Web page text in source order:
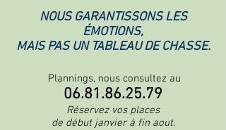
NOUS GARANTISSONS LES
ÉMOTIONS,
MAIS PAS UN TABLEAU DE CHASSE.
Plannings, nous consultez au
06.81.86.25.79
Réservez vos places
de début janvier à fin aout.